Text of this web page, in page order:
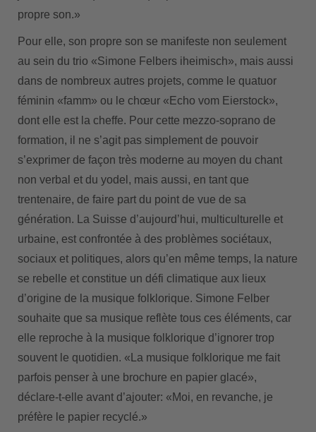
propre son.»
Pour elle, son propre son se manifeste non seulement
au sein du trio «Simone Felbers iheimisch», mais aussi
dans de nombreux autres projets, comme le quatuor
féminin «famm» ou le chœur «Echo vom Eierstock»,
dont elle est la cheffe. Pour cette mezzo-soprano de
formation, il ne s’agit pas simplement de pouvoir
s’exprimer de façon très moderne au moyen du chant
non verbal et du yodel, mais aussi, en tant que
trentenaire, de faire part du point de vue de sa
génération. La Suisse d’aujourd’hui, multiculturelle et
urbaine, est confrontée à des problèmes sociétaux,
sociaux et politiques, alors qu’en même temps, la nature
se rebelle et constitue un défi climatique aux lieux
d’origine de la musique folklorique. Simone Felber
souhaite que sa musique reflète tous ces éléments, car
elle reproche à la musique folklorique d’ignorer trop
souvent le quotidien. «La musique folklorique me fait
parfois penser à une brochure en papier glacé»,
déclare-t-elle avant d’ajouter: «Moi, en revanche, je
préfère le papier recyclé.»